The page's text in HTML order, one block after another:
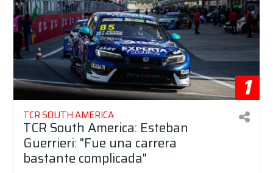
1
TCR SOUTH AMERICA
TCR South America: Esteban
Guerrieri: "Fue una carrera
bastante complicada"